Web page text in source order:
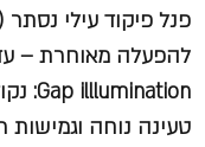
פנל פיקוד עילי
להפעלה מאוחרת – עד 24
Gap illlumination: נקודת אור המוקרנת על צד המדיח